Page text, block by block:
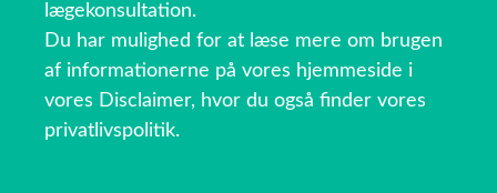
lægekonsultation.
Du har mulighed for at læse mere om brugen
af informationerne på vores hjemmeside i
vores Disclaimer, hvor du også finder vores
privatlivspolitik.